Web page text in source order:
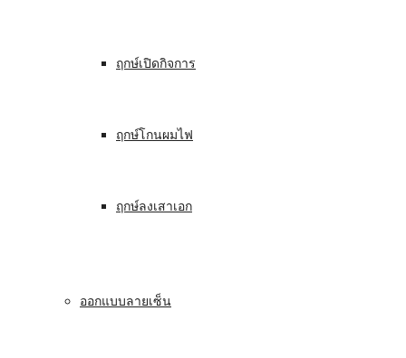
ฤกษ์เปิดกิจการ
ฤกษ์โกนผมไฟ
ฤกษ์ลงเสาเอก
ออกแบบลายเซ็น